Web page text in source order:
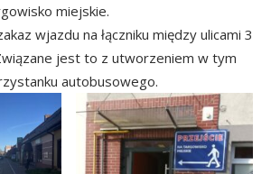
miejskie.
wjazdu na łączniku między ulicami 3
jest to z utworzeniem w tym
autobusowego.